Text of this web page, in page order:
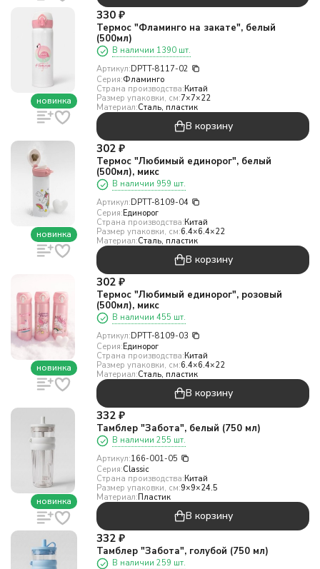
новинка
330 ₽
Термос "Фламинго на закате", белый
(500мл)
В наличии 1390 шт.
Артикул:DPTT-8117-02
Серия:Фламинго
Страна производства:Китай
Размер упаковки, см:7×7×22
Материал:Сталь, пластик
В корзину
новинка
302 ₽
Термос "Любимый единорог", белый
(500мл), микс
В наличии 959 шт.
Артикул:DPTT-8109-04
Серия:Единорог
Страна производства:Китай
Размер упаковки, см:6.4×6.4×22
Материал:Сталь, пластик
В корзину
новинка
302 ₽
Термос "Любимый единорог", розовый
(500мл), микс
В наличии 455 шт.
Артикул:DPTT-8109-03
Серия:Единорог
Страна производства:Китай
Размер упаковки, см:6.4×6.4×22
Материал:Сталь, пластик
В корзину
новинка
332 ₽
Тамблер "Забота", белый (750 мл)
В наличии 255 шт.
Артикул:166-001-05
Серия:Classic
Страна производства:Китай
Размер упаковки, см:9×9×24.5
Материал:Пластик
В корзину
332 ₽
Тамблер "Забота", голубой (750 мл)
В наличии 259 шт.